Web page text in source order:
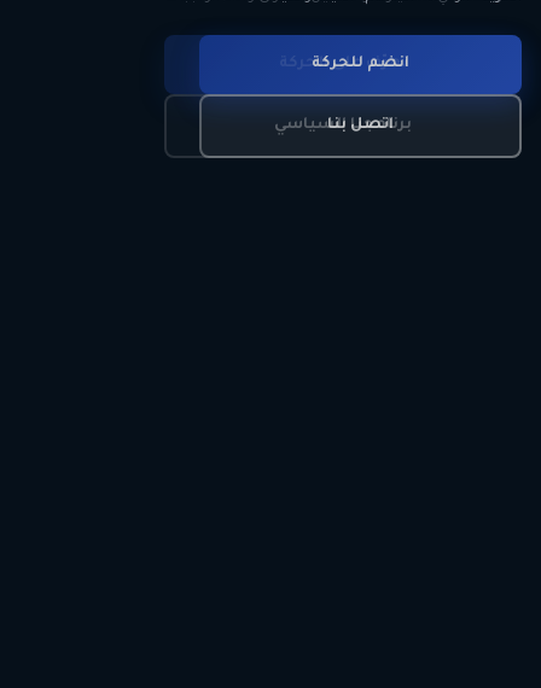
تعرّف على الحركة
برنامجنا السياسي
انضم للحركة
اتصل بنا